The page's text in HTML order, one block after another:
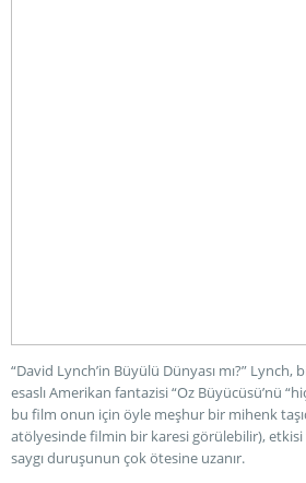
“David Lynch’in Büyülü Dünyası mı?”
esaslı Amerikan fantazisi “Oz Büyücüsü’nü
bu film onun için öyle meşhur bir mihenk
atölyesinde filmin bir karesi görülebilir), etkisi
saygı duruşunun çok ötesine uzanır.